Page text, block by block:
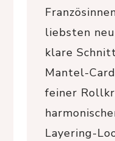
liebsten
klare
Mantel-
feiner
Layering-